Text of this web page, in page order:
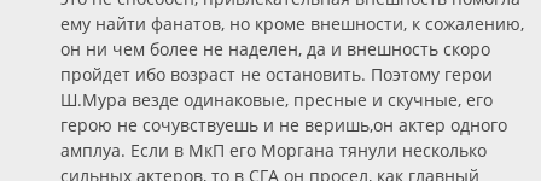
ему найти фанатов, но кроме внешности, к сожалению,
он ни чем более не наделен, да и внешность скоро
пройдет ибо возраст не остановить. Поэтому герои
Ш.Мура везде одинаковые, пресные и скучные, его
герою не сочувствуешь и не веришь,он актер одного
амплуа. Если в МкП его Моргана тянули несколько
сильных актеров, то в СГА он просел, как главный